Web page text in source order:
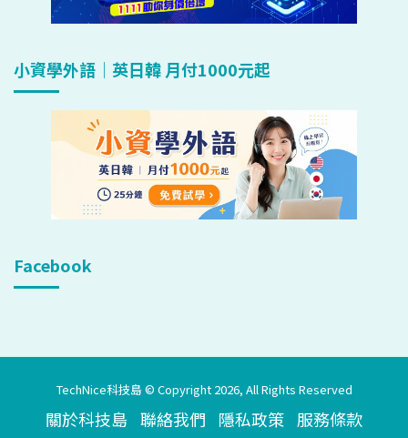
小資學外語｜英日韓 月付1000元起
Facebook
TechNice科技島 © Copyright 2026, All Rights Reserved
關於科技島 聯絡我們 隱私政策 服務條款